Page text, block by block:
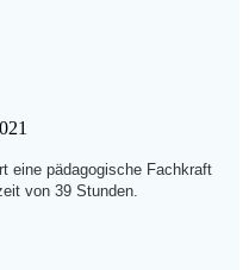
eine pädagogische Fachkraft
von 39 Stunden.